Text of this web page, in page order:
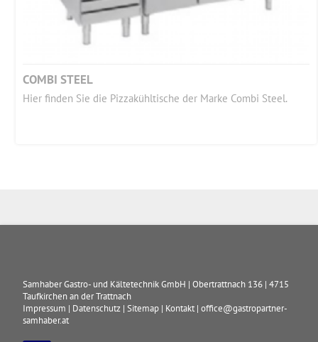
COMBI STEEL
Hier finden Sie die Pizzakühltische der Marke Combi Steel.
Samhaber Gastro- und Kältetechnik GmbH |Obertrattnach 136 |4715
Taufkirchen an der Trattnach
Impressum | Datenschutz |Sitemap | Kontakt |office@gastropartner-
samhaber.at